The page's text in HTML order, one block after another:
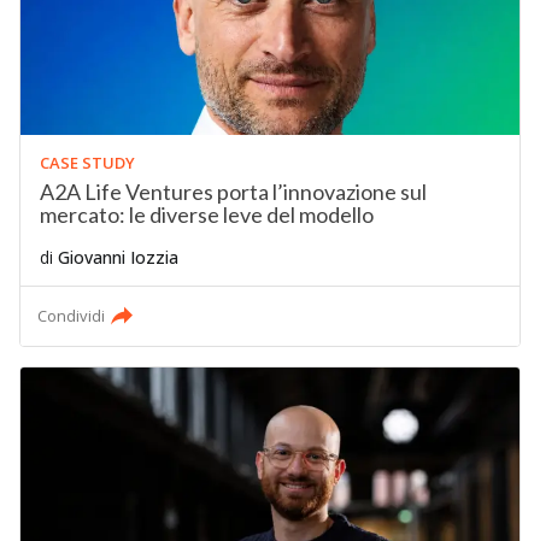
CASE STUDY
A2A Life Ventures porta l’innovazione sul
mercato: le diverse leve del modello
di Giovanni Iozzia
Condividi